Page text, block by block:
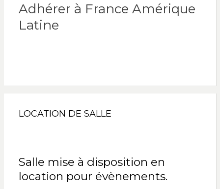
Adhérer à France Amérique
Latine
LOCATION DE SALLE
Salle mise à disposition en
location pour évènements.